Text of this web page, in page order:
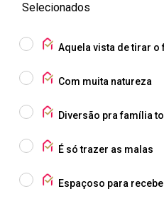
Selecionados
Aquela vista de tirar o
Com muita natureza
Diversão pra família
É só trazer as malas
Espaçoso para